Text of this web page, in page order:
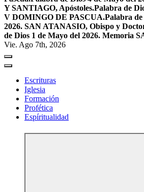
Y SANTIAGO, Apóstoles.Palabra de
V DOMINGO DE PASCUA.Palabra
2026. SAN ATANASIO, Obispo y
de Dios 1 de Mayo del 2026. Memoria
Vie. Ago 7th, 2026
Escrituras
Iglesia
Formación
Profética
Espíritualidad